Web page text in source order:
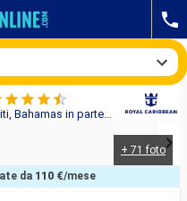
Crociera Brilliance of the Seas: Stati uniti, Bahamas in partenza da Fort Lauderdale
+ 71 foto
da110 €/mese